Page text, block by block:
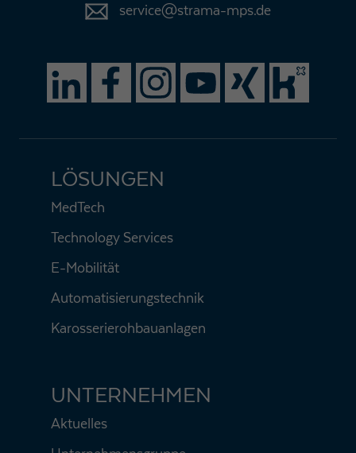
service@strama-mps.de
LÖSUNGEN
MedTech
Technology Services
E-Mobilität
Automatisierungstechnik
Karosserierohbauanlagen
UNTERNEHMEN
Aktuelles